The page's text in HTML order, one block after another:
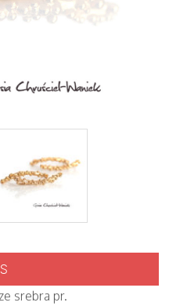
srebra pr.